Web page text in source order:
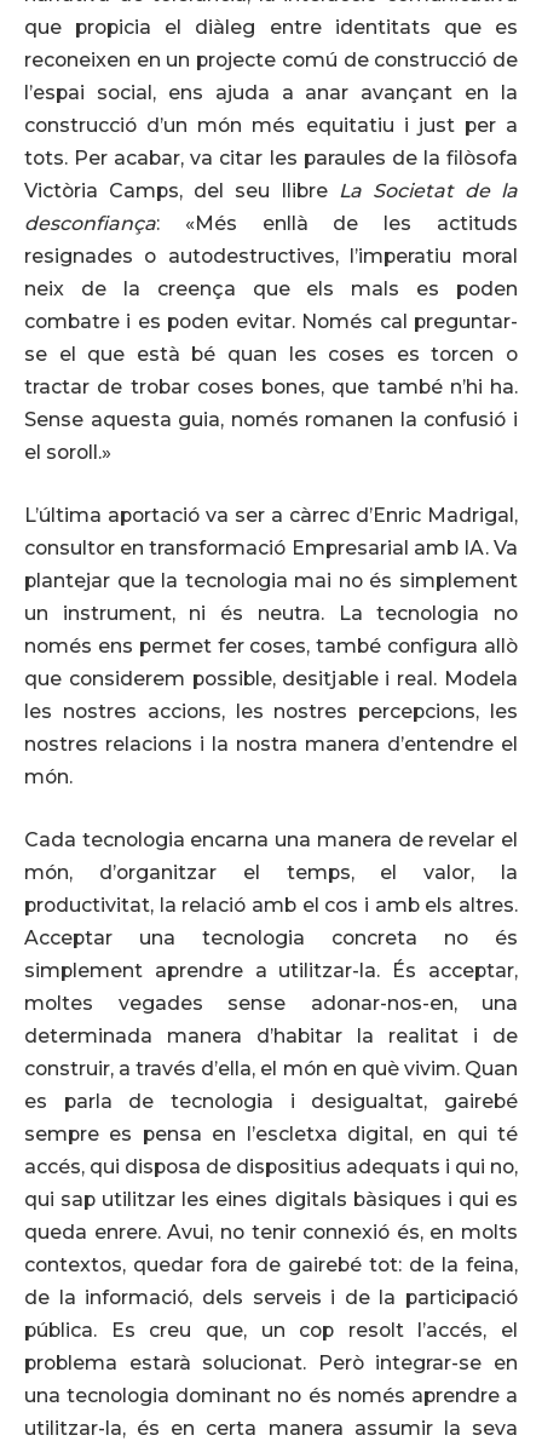
que propicia el diàleg entre identitats que es
reconeixen en un projecte comú de construcció de
l’espai social, ens ajuda a anar avançant en la
construcció d’un món més equitatiu i just per a
tots. Per acabar, va citar les paraules de la filòsofa
Victòria Camps, del seu llibre La Societat de la
desconfiança: «Més enllà de les actituds
resignades o autodestructives, l’imperatiu moral
neix de la creença que els mals es poden
combatre i es poden evitar. Només cal preguntar-
se el que està bé quan les coses es torcen o
tractar de trobar coses bones, que també n’hi ha.
Sense aquesta guia, només romanen la confusió i
el soroll.»
L’última aportació va ser a càrrec d’Enric Madrigal,
consultor en transformació Empresarial amb IA. Va
plantejar que la tecnologia mai no és simplement
un instrument, ni és neutra. La tecnologia no
només ens permet fer coses, també configura allò
que considerem possible, desitjable i real. Modela
les nostres accions, les nostres percepcions, les
nostres relacions i la nostra manera d’entendre el
món.
Cada tecnologia encarna una manera de revelar el
món, d’organitzar el temps, el valor, la
productivitat, la relació amb el cos i amb els altres.
Acceptar una tecnologia concreta no és
simplement aprendre a utilitzar-la. És acceptar,
moltes vegades sense adonar-nos-en, una
determinada manera d’habitar la realitat i de
construir, a través d’ella, el món en què vivim. Quan
es parla de tecnologia i desigualtat, gairebé
sempre es pensa en l’escletxa digital, en qui té
accés, qui disposa de dispositius adequats i qui no,
qui sap utilitzar les eines digitals bàsiques i qui es
queda enrere. Avui, no tenir connexió és, en molts
contextos, quedar fora de gairebé tot: de la feina,
de la informació, dels serveis i de la participació
pública. Es creu que, un cop resolt l’accés, el
problema estarà solucionat. Però integrar-se en
una tecnologia dominant no és només aprendre a
utilitzar-la, és en certa manera assumir la seva